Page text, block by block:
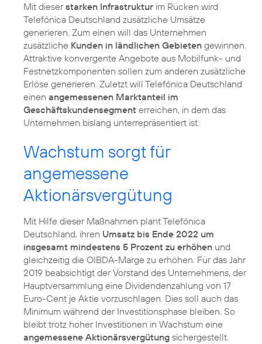
Mit dieserstarken Infrastruktur im Rücken wird
Telefónica Deutschland zusätzliche Umsätze
generieren. Zum einen will das Unternehmen
zusätzliche Kunden in ländlichen Gebieten gewinnen.
Attraktive konvergente Angebote aus Mobilfunk- und
Festnetzkomponenten sollen zum anderen zusätzliche
Erlöse generieren. Zuletzt will Telefónica Deutschland
einen angemessenen Marktanteil im
Geschäftskundensegment erreichen, in dem das
Unternehmen bislang unterrepräsentiert ist.
Wachstum sorgt für
angemessene
Aktionärsvergütung
Mit Hilfe dieser Maßnahmen plant Telefónica
Deutschland, ihren Umsatz bis Ende 2022 um
insgesamt mindestens 5 Prozent zu erhöhen und
gleichzeitig die OIBDA-Marge zu erhöhen. Für das Jahr
2019 beabsichtigt der Vorstand des Unternehmens, der
Hauptversammlung eine Dividendenzahlung von 17
Euro-Cent je Aktie vorzuschlagen. Dies soll auch das
Minimum während der Investitionsphase bleiben. So
bleibt trotz hoher Investitionen in Wachstum eine
angemessene Aktionärsvergütung sichergestellt.